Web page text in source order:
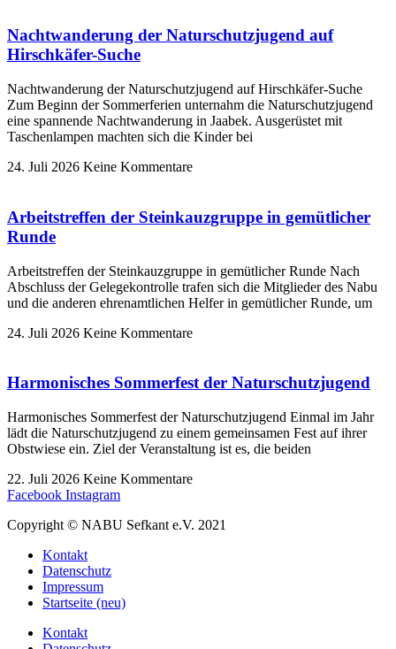
Nachtwanderung der Naturschutzjugend auf
Hirschkäfer-Suche
Nachtwanderung der Naturschutzjugend auf Hirschkäfer-Suche
Zum Beginn der Sommerferien unternahm die Naturschutzjugend
eine spannende Nachtwanderung in Jaabek. Ausgerüstet mit
Taschenlampen machten sich die Kinder bei
24. Juli 2026 Keine Kommentare
Arbeitstreffen der Steinkauzgruppe in gemütlicher
Runde
Arbeitstreffen der Steinkauzgruppe in gemütlicher Runde Nach
Abschluss der Gelegekontrolle trafen sich die Mitglieder des Nabu
und die anderen ehrenamtlichen Helfer in gemütlicher Runde, um
24. Juli 2026 Keine Kommentare
Harmonisches Sommerfest der Naturschutzjugend
Harmonisches Sommerfest der Naturschutzjugend Einmal im Jahr
lädt die Naturschutzjugend zu einem gemeinsamen Fest auf ihrer
Obstwiese ein. Ziel der Veranstaltung ist es, die beiden
22. Juli 2026 Keine Kommentare
Facebook Instagram
Copyright © NABU Sefkant e.V. 2021
Kontakt
Datenschutz
Impressum
Startseite (neu)
Kontakt